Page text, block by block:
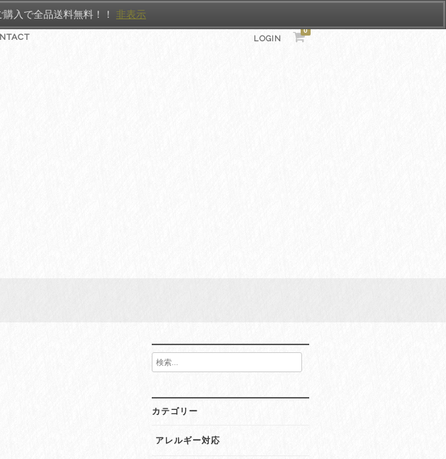
LOGIN
0
検
索:
カテゴリー
アレルギー対応
入で全品送料無料！！ 非表示